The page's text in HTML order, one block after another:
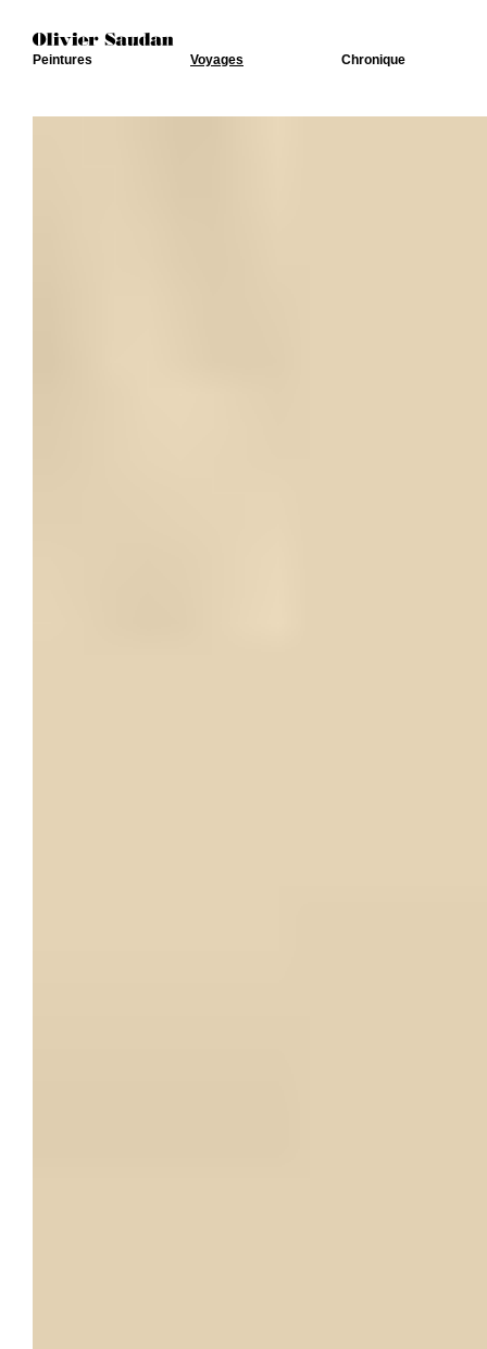
Peintures Voyages Chronique